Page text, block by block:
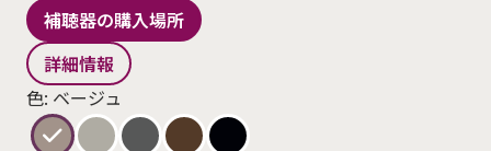
補聴器の購入場所
詳細情報
色: ベージュ